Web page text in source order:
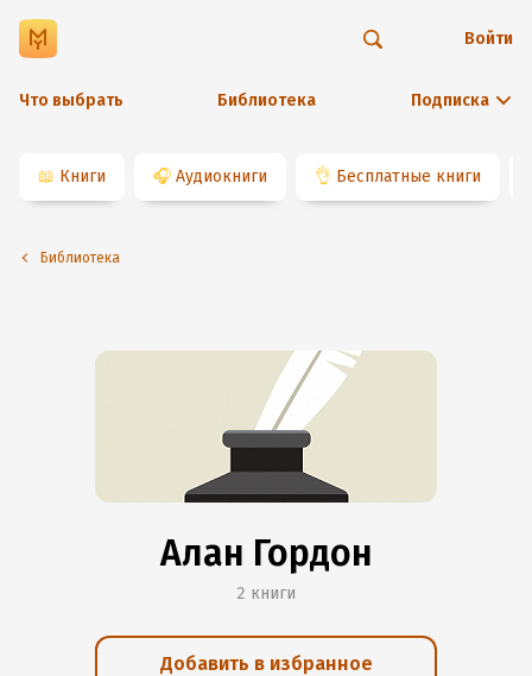
Что выбрать Библиотека Подписка
Войти
📖 Книги 🎧 Аудиокниги 👌 Бесплатные книги
Библиотека
Алан Гордон
2 книги
Добавить в избранное